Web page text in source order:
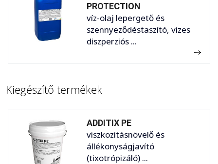
PROTECTION
víz-olaj lepergető és
szennyeződéstaszító, vizes
diszperziós ...
Kiegészítő termékek
ADDITIX PE
viszkozitásnövelő és
állékonyságjavító
(tixotrópizáló) ...